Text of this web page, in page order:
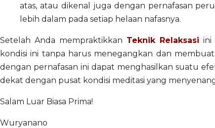
atas, atau dikenal juga dengan pernafasan
lebih dalam pada setiap helaan nafasnya.
Setelah Anda mempraktikkan Teknik Relaksasi ini
kondisi ini tanpa harus menegangkan dan
dengan pernafasan ini dapat menghasilkan suatu
dekat dengan pusat kondisi meditasi yang
Salam Luar Biasa Prima!
Wuryanano